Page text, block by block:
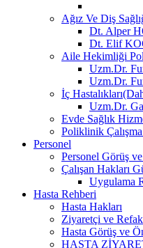
Ağız Ve Diş
Dt. Alper
Dt. Elif
Aile Hekimliği
Uzm.Dr.
Uzm.Dr.
İç
Uzm.Dr.
Evde Sağlık
Poliklinik
Personel
Personel Görüş
Çalışan Hakları
Uygulama
Hasta Rehberi
Hasta Hakları
Ziyaretçi ve
Hasta Görüş ve
HASTA